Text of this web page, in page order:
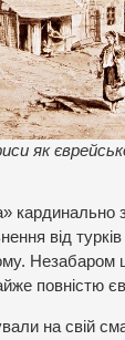
як
кардинально
від
Незабаром
повністю
на свій